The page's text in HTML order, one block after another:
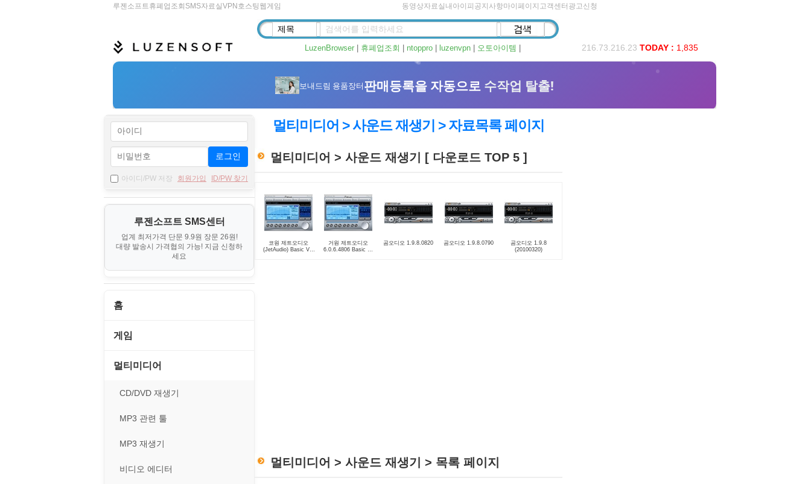
루젠소프트휴폐업조회 SMS자료실 VPN 호스팅 웹게임 동영상자료실 내아이피 공지사항마이페이지 고객센터 광고신청
LuzenBrowser| 휴폐업조회 ntoppro| luzenvpn| 오토아이템 216.73.216.23 TODAY : 1,835
로그인
아이디/PW 저장 회원가입 ID/PW 찾기
루젠소프트 SMS센터
업계 최저가격 단문 9.9원 장문 26원!
대량 발송시 가격협의 가능! 지금 신청하
세요
홈
게임
게임 관련 툴
롤플레잉/어드벤처
보드/퍼즐/카지노
스포츠/레이싱
아케이드/액션
멀티미디어
CD/DVD 재생기
MP3 관련 툴
MP3 재생기
비디오 에디터
멀티미디어 > 사운드 재생기 > 자료목록 페이지
멀티미디어 > 사운드 재생기 [ 다운로드 TOP 5 ]
코원 제트오디오
(JetAudio) Basic VX
거원 제트오디오
6.0.6.4806 Basic 한
곰오디오 1.9.8.0820 곰오디오 1.9.8.0790
곰오디오 1.9.8
(20100320)
멀티미디어 > 사운드 재생기 > 목록 페이지